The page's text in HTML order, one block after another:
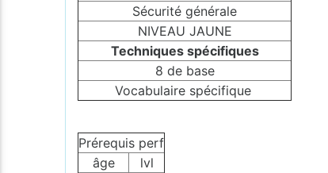
Sécurité générale
NIVEAU JAUNE
Techniques spécifiques
8 de base
Vocabulaire spécifique
Prérequis perf
âge
lvl